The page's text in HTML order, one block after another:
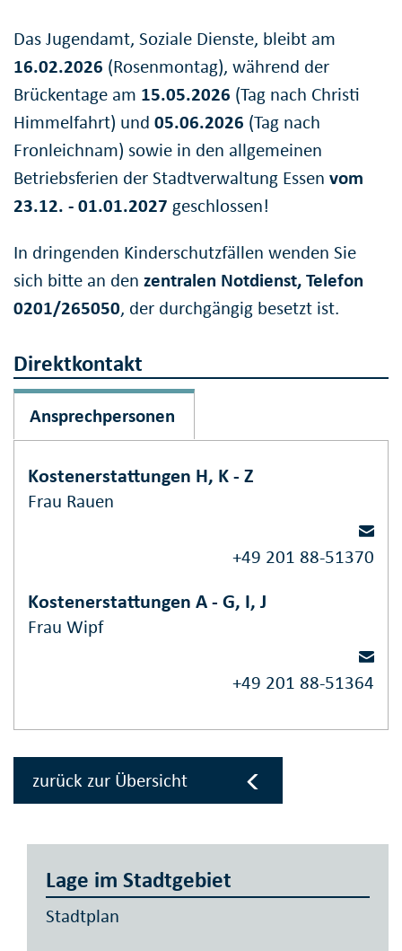
Das Jugendamt, Soziale Dienste, bleibt am
16.02.2026 (Rosenmontag), während der
Brückentage am 15.05.2026 (Tag nach Christi
Himmelfahrt) und 05.06.2026 (Tag nach
Fronleichnam) sowie in den allgemeinen
Betriebsferien der Stadtverwaltung Essen vom
23.12. - 01.01.2027 geschlossen!
In dringenden Kinderschutzfällen wenden Sie
sich bitte an den zentralen Notdienst, Telefon
0201/265050, der durchgängig besetzt ist.
Direktkontakt
Ansprechpersonen
Kostenerstattungen H, K - Z
Frau Rauen
+49 201 88-51370
Kostenerstattungen A - G, I, J
Frau Wipf
+49 201 88-51364
zurück zur Übersicht
Lage im Stadtgebiet
Stadtplan